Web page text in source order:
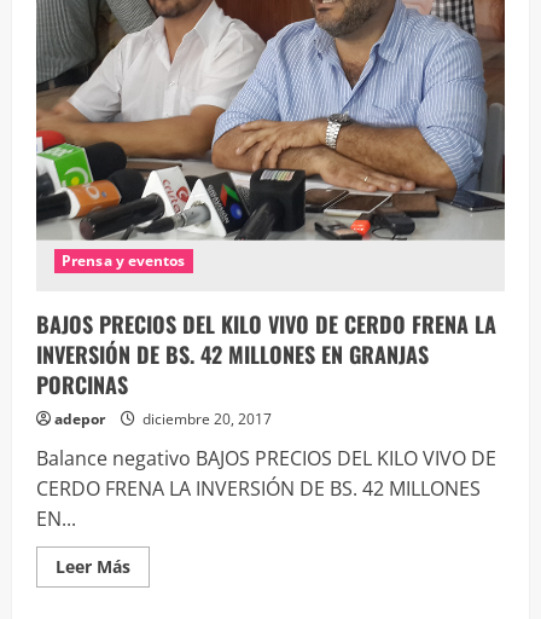
EN
MERCADOS
Prensa y eventos
BAJOS PRECIOS DEL KILO VIVO DE CERDO FRENA LA
INVERSIÓN DE BS. 42 MILLONES EN GRANJAS
PORCINAS
adepor diciembre 20, 2017
Balance negativo BAJOS PRECIOS DEL KILO VIVO DE
CERDO FRENA LA INVERSIÓN DE BS. 42 MILLONES
EN...
Leer MásLeer
más